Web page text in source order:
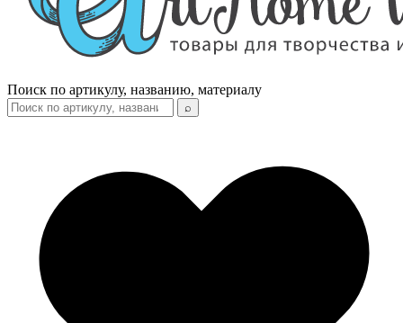
Поиск по артикулу, названию, материалу
⌕